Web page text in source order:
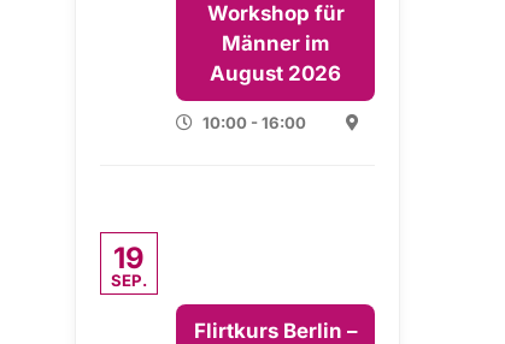
Workshop für
Männer im
August 2026
10:00 - 16:00
19
SEP.
Flirtkurs Berlin –